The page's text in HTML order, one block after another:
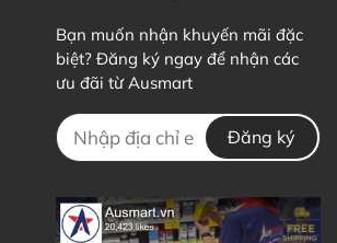
từ Úc như Swisse, Healthy Care,
xuất và kiểm định bởi các tiêu chuẩn
yên tâm khi sử dụng mà không lo
lượng cần thiết mỗi ngày để hỗ trợ cơ
Bạn muốn nhận khuyến mãi đặc
biệt? Đăng ký ngay để nhận các
ưu đãi từ Ausmart
Đăng ký